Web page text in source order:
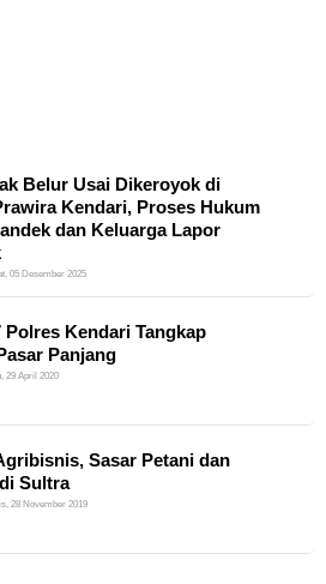
Belur Usai Dikeroyok di
Kendari, Proses Hukum
dan Keluarga Lapor
05 Desember 2025
Polres Kendari Tangkap
Panjang
29 April 2020
Sasar Petani dan
Sultra
28 November 2019